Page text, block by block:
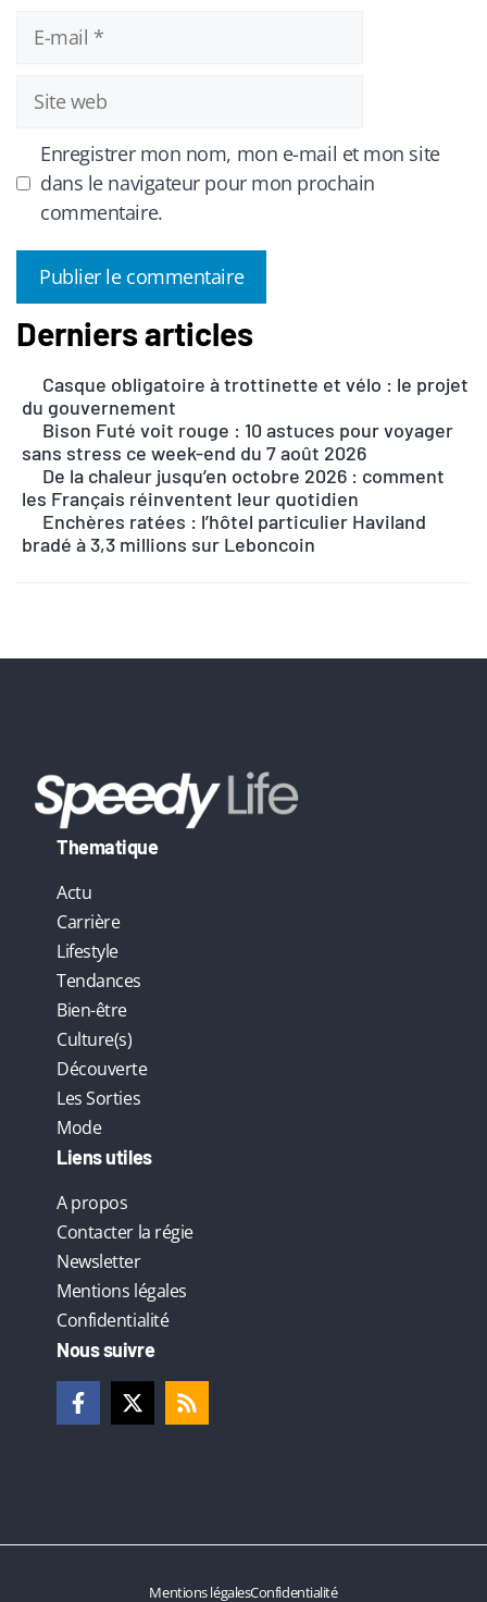
mail
Site
web
Enregistrer mon nom, mon e-mail et mon site
dans le navigateur pour mon prochain
commentaire.
A
e
r
a
:
Derniers articles
Casque obligatoire à trottinette et vélo : le projet
du gouvernement
Bison Futé voit rouge : 10 astuces pour voyager
sans stress ce week-end du 7 août 2026
De la chaleur jusqu’en octobre 2026 : comment
les Français réinventent leur quotidien
Enchères ratées : l’hôtel particulier Haviland
bradé à 3,3 millions sur Leboncoin
Thematique
Actu
Carrière
Lifestyle
Tendances
Bien-être
Culture(s)
Découverte
Les Sorties
Mode
Liens utiles
A propos
Contacter la régie
Newsletter
Mentions légales
Confidentialité
Nous suivre
Mentions légalesConfidentialité